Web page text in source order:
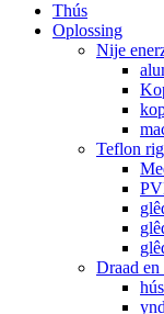
Thús
Oplossing
Nije
Teflon
Draad en